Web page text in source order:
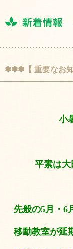
✽✽✽【 重要なお
小暑の折
お健
平素は大
先般の5月・6
移動教室が延